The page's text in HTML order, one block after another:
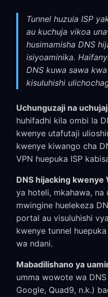
Tunnel huzuia ISP
au kuchuja vikoa
husimamisha DNS
isiyoaminika.
DNS kuwa sawa
kisuluhishi
Uchunguzaji na
huhifadhi kila ombi la
kwenye utafutaji
kwenye kiwango cha
VPN huepuka ISP
DNS hijacking kwenye
ya hoteli, mkahawa,
mwingine huelekeza
portal au visuluhishi
kwenye tunnel
wa ndani.
Mabadilishano ya
umma wowote wa
Google, Quad9, n.k.)